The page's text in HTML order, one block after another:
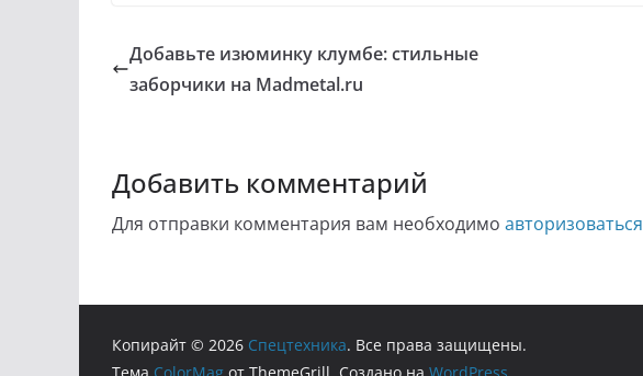
Добавьте изюминку клумбе: стильные
заборчики на Madmetal.ru
Добавить комментарий
Для отправки комментария вам необходимо авторизоваться
Копирайт © 2026 Cпецтехника. Все права защищены.